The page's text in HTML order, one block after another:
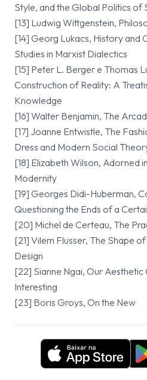
Style, and the Global Politics of
[13] Ludwig Wittgenstein,
[14] Georg Lukacs, History and
Studies in Marxist Dialectics
[15] Peter L. Berger e Thomas
Construction of Reality: A
Knowledge
[16] Walter Benjamin, The
[17] Joanne Entwistle, The
Dress and Modern Social
[18] Elizabeth Wilson, Adorned
Modernity
[19] Georges Didi-Huberman,
Questioning the Ends of a
[20] Michel de Certeau, The
[21] Vilem Flusser, The Shape
Design
[22] Sianne Ngai, Our Aesthetic
Interesting
[23] Boris Groys, On the New